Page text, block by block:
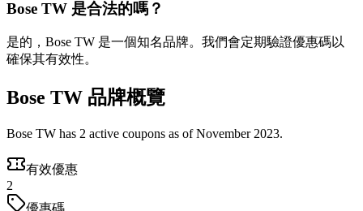
Bose TW 是合法的嗎？
是的，Bose TW 是一個知名品牌。我們會定期驗證優惠碼以
確保其有效性。
Bose TW 品牌概覽
Bose TW has 2 active coupons as of November 2023.
有效優惠
2